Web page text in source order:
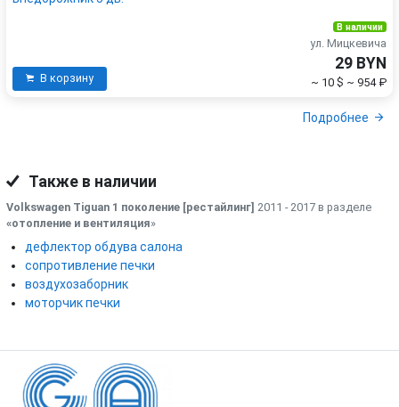
В корзину
В наличии
ул. Мицкевича
29 BYN
~ 10 $ ~ 954 ₽
Подробнее
Также в наличии
Volkswagen Tiguan 1 поколение [рестайлинг] 2011 - 2017 в разделе
«отопление и вентиляция»
дефлектор обдува салона
сопротивление печки
воздухозаборник
моторчик печки